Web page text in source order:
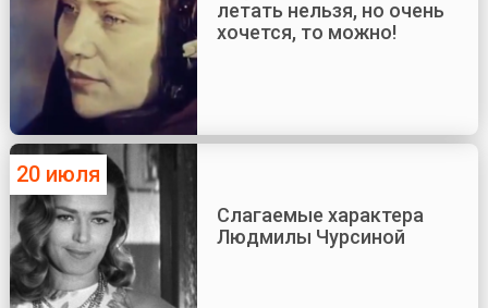
летать нельзя, но очень
хочется, то можно!
20 июля
Слагаемые характера
Людмилы Чурсиной